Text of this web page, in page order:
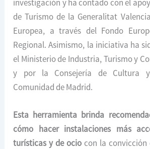
investigación y ha contado con el
de Turismo de la Generalitat
Europea, a través del Fondo
Regional. Asimismo, la iniciativa ha
el Ministerio de Industria, Turismo y
y por la Consejería de Cultura
Comunidad de Madrid.
Esta herramienta brinda
cómo hacer instalaciones más
turísticas y de ocio con la convicción